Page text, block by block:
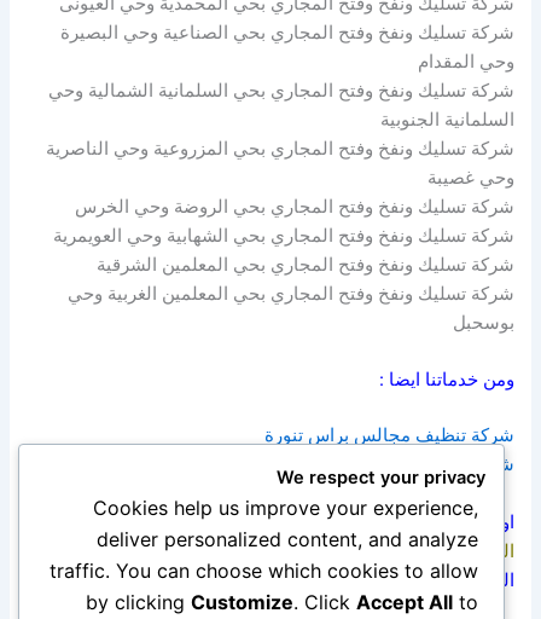
شركة تسليك ونفخ وفتح المجاري بحي الصناعية وحي البصيرة
وحي المقدام
شركة تسليك ونفخ وفتح المجاري بحي السلمانية الشمالية وحي
السلمانية الجنوبية
شركة تسليك ونفخ وفتح المجاري بحي المزروعية وحي الناصرية
وحي غصيبة
شركة تسليك ونفخ وفتح المجاري بحي الروضة وحي الخرس
شركة تسليك ونفخ وفتح المجاري بحي الشهابية وحي العويمرية
شركة تسليك ونفخ وفتح المجاري بحي المعلمين الشرقية
شركة تسليك ونفخ وفتح المجاري بحي المعلمين الغربية وحي
بوسحبل
ومن خدماتنا ايضا :
شركة تنظيف مجالس براس تنورة
شركة كشف تسربات المياه بالاحساء
او زيارة موقعنا الالكتروني : شركة ابتكار المثالية للخدمات
المنزلية بالاحساء
التواصل ::::: جوال ::::::: واتس ::::::::: 0545690779
We respect your privacy
Cookies help us improve your experience,
deliver personalized content, and analyze
traffic. You can choose which cookies to allow
by clickingCustomize. ClickAccept All to